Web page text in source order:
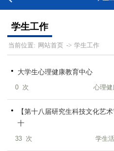
学生工作
当前位置: 网站首页 -> 学生工作
大学生心理健康教育中心
0 次 心理健
【第十八届研究生科技文化艺
十
33 次 学生